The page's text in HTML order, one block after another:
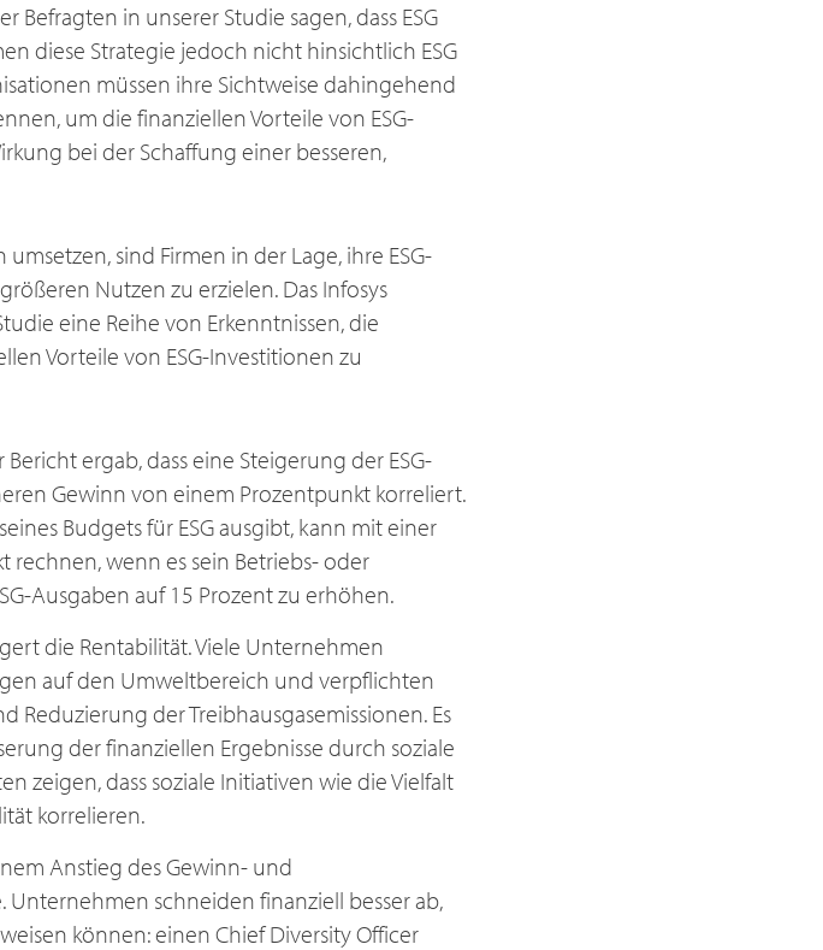
in unserer Studie sagen, dass ESG
diese Strategie jedoch nicht hinsichtlich ESG
müssen ihre Sichtweise dahingehend
um die finanziellen Vorteile von ESG-
bei der Schaffung einer besseren,
sind Firmen in der Lage, ihre ESG-
Nutzen zu erzielen. Das Infosys
eine Reihe von Erkenntnissen, die
Vorteile von ESG-Investitionen zu
ergab, dass eine Steigerung der ESG-
Gewinn von einem Prozentpunkt korreliert.
Budgets für ESG ausgibt, kann mit einer
wenn es sein Betriebs- oder
Ausgaben auf 15 Prozent zu erhöhen.
die Rentabilität. Viele Unternehmen
auf den Umweltbereich und verpflichten
der Treibhausgasemissionen. Es
der finanziellen Ergebnisse durch soziale
zeigen, dass soziale Initiativen wie die Vielfalt
korrelieren.
Anstieg des Gewinn- und
schneiden finanziell besser ab,
können: einen Chief Diversity Officer